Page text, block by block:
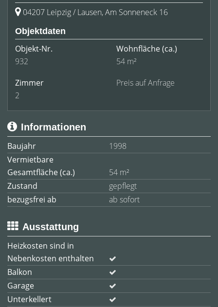
04207 Leipzig / Lausen, Am Sonneneck 16
Objektdaten
Objekt-Nr.
932
Wohnfläche(ca.)
54 m²
Zimmer
2
Preis auf Anfrage
Informationen
Baujahr
1998
Vermietbare
Gesamtfläche (ca.)
54 m²
Zustand
gepflegt
bezugsfrei ab
ab sofort
Ausstattung
Heizkosten sind in
Nebenkosten enthalten
Balkon
Garage
Unterkellert